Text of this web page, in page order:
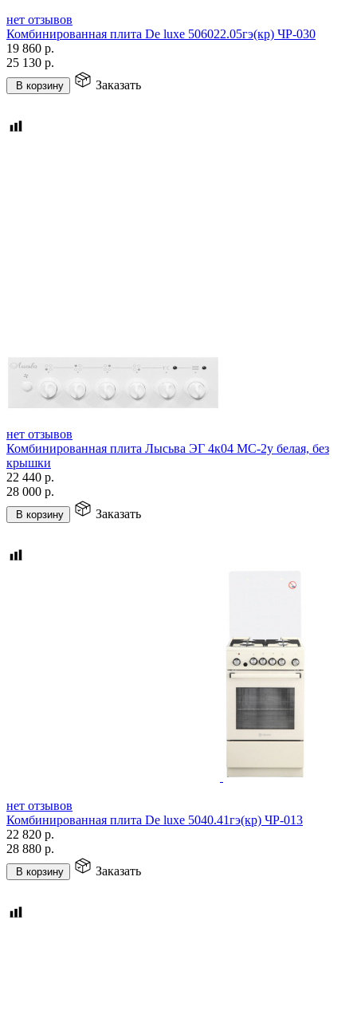
нет отзывов
Комбинированная плита De luxe 506022.05гэ(кр) ЧР-030
19 860 р.
25 130 р.
В корзину Заказать
нет отзывов
Комбинированная плита Лысьва ЭГ 4к04 МС-2у белая, без
крышки
22 440 р.
28 000 р.
В корзину Заказать
нет отзывов
Комбинированная плита De luxe 5040.41гэ(кр) ЧР-013
22 820 р.
28 880 р.
В корзину Заказать